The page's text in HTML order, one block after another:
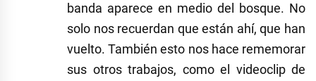
banda aparece en medio del bosque. No
solo nos recuerdan que están ahí, que han
vuelto. También esto nos hace rememorar
sus otros trabajos, como el videoclip de